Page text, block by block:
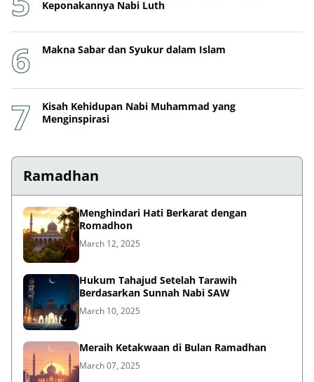
Keponakannya Nabi Luth
Makna Sabar dan Syukur dalam Islam
Kisah Kehidupan Nabi Muhammad yang
Menginspirasi
Ramadhan
Menghindari Hati Berkarat dengan
Romadhon
March 12, 2025
Hukum Tahajud Setelah Tarawih
Berdasarkan Sunnah Nabi SAW
March 10, 2025
Meraih Ketakwaan di Bulan Ramadhan
March 07, 2025